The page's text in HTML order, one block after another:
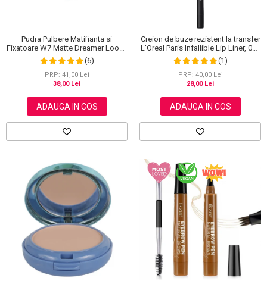
Pudra Pulbere Matifianta si
Fixatoare W7 Matte Dreamer Loose
Powder - Classy Cameo, 20g
(6)
PRP: 41,00 Lei
38,00 Lei
ADAUGA IN COS
Creion de buze rezistent la transfer
L'Oreal Paris Infallible Lip Liner, 001
Highlight On Point
(1)
PRP: 40,00 Lei
28,00 Lei
ADAUGA IN COS